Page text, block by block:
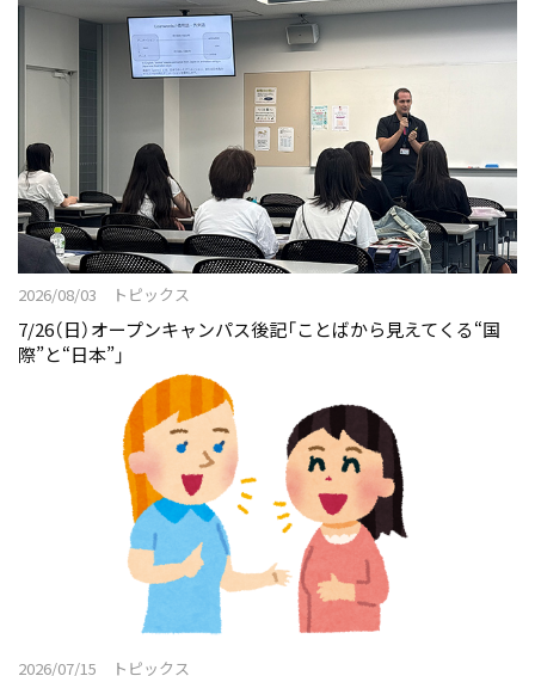
2026/08/03 トピックス
7/26（日）オープンキャンパス後記「ことばから見えてくる“国
際”と“日本”」
2026/07/15 トピックス